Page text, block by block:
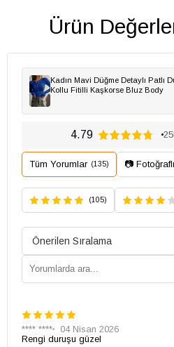
Ürün
Kadın Mavi Düğme Detaylı Patlı
Kollu Fitilli Kaşkorse Bluz Body
4.79
Tüm Yorumlar (135) 📷
(105)
Önerilen Sıralama
**** ****
04 Nisan 2026
Rengi duruşu güzel